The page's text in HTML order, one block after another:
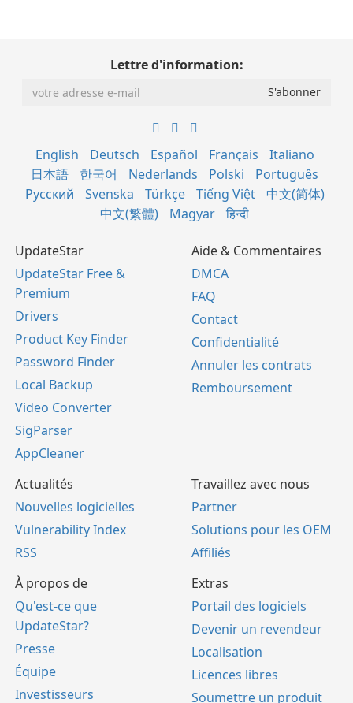
Lettre d'information:
English Deutsch Español Français
Italiano
日本語
한국어 Nederlands Polski
Português
Русский
Svenska Türkçe Tiếng Việt
中文(简体)
中文(繁體)
Magyar हिन्दी
UpdateStar
UpdateStar Free &
Premium
Drivers
Product Key Finder
Password Finder
Local Backup
Video Converter
SigParser
AppCleaner
Aide & Commentaires
DMCA
FAQ
Contact
Confidentialité
Annuler les contrats
Remboursement
Actualités
Nouvelles logicielles
Vulnerability Index
RSS
Travaillez avec nous
Partner
Solutions pour les OEM
Affiliés
À propos de
Qu'est-ce que
UpdateStar?
Presse
Équipe
Investisseurs
Extras
Portail des logiciels
Devenir un revendeur
Localisation
Licences libres
Soumettre un produit